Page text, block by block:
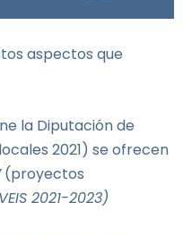
aspectos que
la Diputación de
2021) se ofrecen
(proyectos
2021-2023)